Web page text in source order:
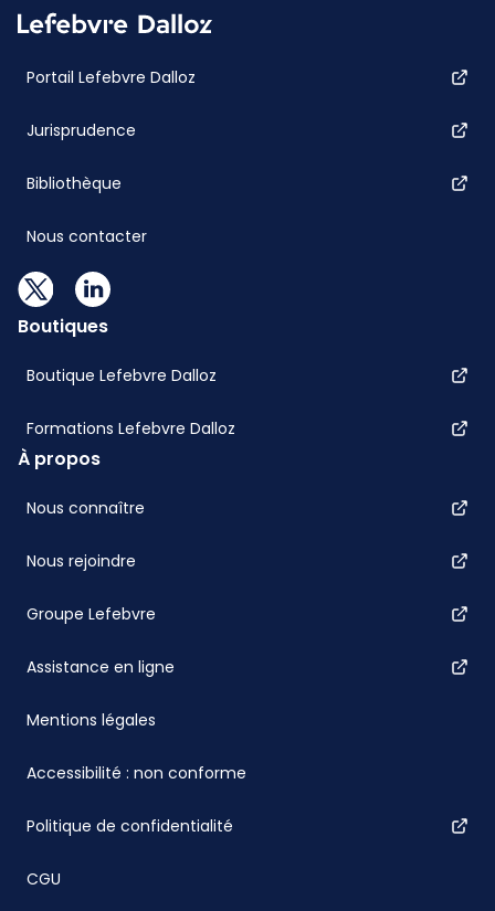
Portail Lefebvre Dalloz
Jurisprudence
Bibliothèque
Nous contacter
Boutiques
Boutique Lefebvre Dalloz
Formations Lefebvre Dalloz
À propos
Nous connaître
Nous rejoindre
Groupe Lefebvre
Assistance en ligne
Mentions légales
Accessibilité : non conforme
Politique de confidentialité
CGU